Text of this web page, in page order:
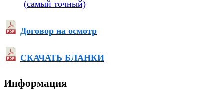
(самый точный)
Договор на осмотр
СКАЧАТЬ БЛАНКИ
Информация